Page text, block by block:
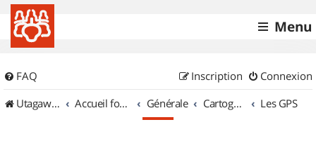
Menu
FAQ Connexion
Inscription
UtagawaVTT (Randos VTT et VTTAE avec traces GPS)
Accueil forum Générale Cartographie et GPS Les GPS